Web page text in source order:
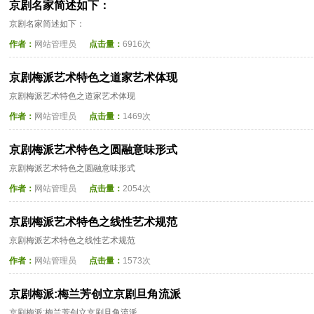
京剧名家简述如下：
京剧名家简述如下：
作者： 网站管理员 点击量： 6916次
京剧梅派艺术特色之道家艺术体现
京剧梅派艺术特色之道家艺术体现
作者： 网站管理员 点击量： 1469次
京剧梅派艺术特色之圆融意味形式
京剧梅派艺术特色之圆融意味形式
作者： 网站管理员 点击量： 2054次
京剧梅派艺术特色之线性艺术规范
京剧梅派艺术特色之线性艺术规范
作者： 网站管理员 点击量： 1573次
京剧梅派:梅兰芳创立京剧旦角流派